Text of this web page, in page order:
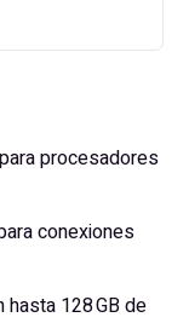
procesadores
conexiones
hasta 128 GB de